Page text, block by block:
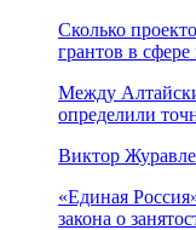
Сколько
грантов в сфере
Между
определили
Виктор
«Единая
закона о